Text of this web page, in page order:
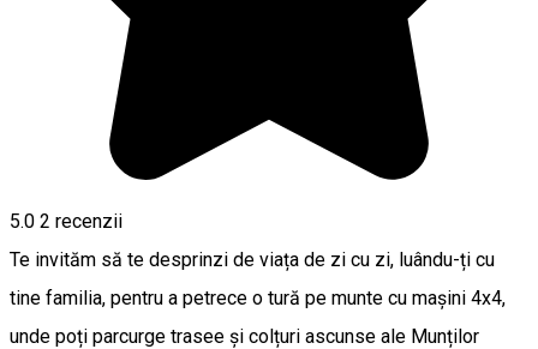
5.0 2 recenzii
Te invităm să te desprinzi de viața de zi cu zi, luându-ți cu
tine familia, pentru a petrece o tură pe munte cu mașini 4x4,
unde poți parcurge trasee și colțuri ascunse ale Munților